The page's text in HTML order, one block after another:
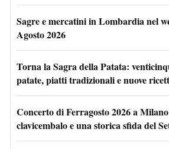
Sagre e mercatini in Lombardia nel
Agosto 2026
Torna la Sagra della Patata:
patate, piatti tradizionali e nuove
Concerto di Ferragosto 2026 a
clavicembalo e una storica sfida del